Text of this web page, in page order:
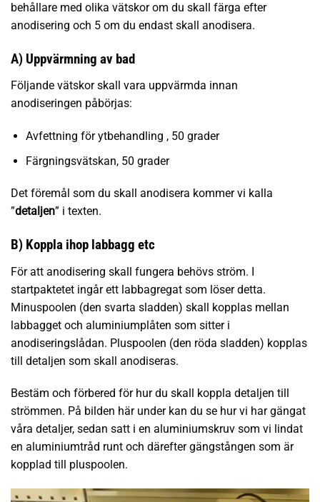
behållare med olika vätskor om du skall färga efter
anodisering och 5 om du endast skall anodisera.
A) Uppvärmning av bad
Följande vätskor skall vara uppvärmda innan
anodiseringen påbörjas:
Avfettning för ytbehandling , 50 grader
Färgningsvätskan, 50 grader
Det föremål som du skall anodisera kommer vi kalla
”detaljen” i texten.
B) Koppla ihop labbagg etc
För att anodisering skall fungera behövs ström. I
startpaktetet ingår ett labbagregat som löser detta.
Minuspoolen (den svarta sladden) skall kopplas mellan
labbagget och aluminiumplåten som sitter i
anodiseringslådan. Pluspoolen (den röda sladden) kopplas
till detaljen som skall anodiseras.
Bestäm och förbered för hur du skall koppla detaljen till
strömmen. På bilden här under kan du se hur vi har gängat
våra detaljer, sedan satt i en aluminiumskruv som vi lindat
en aluminiumtråd runt och därefter gängstången som är
kopplad till pluspoolen.